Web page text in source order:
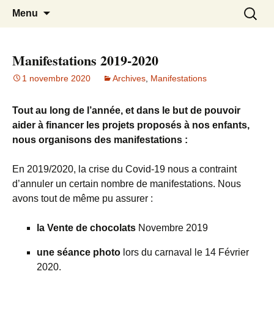
APE du Rouret
Association des parents d'élèves des
écoles maternelle et élémentaire du
Menu
Manifestations 2019-2020
1 novembre 2020 Archives Manifestations
Tout au long de l’année, et dans le but de pouvoir
aider à financer les projets proposés à nos enfants,
nous organisons des manifestations :
En 2019/2020, la crise du Covid-19 nous a contraint
d’annuler un certain nombre de manifestations. Nous
avons tout de même pu assurer :
la Vente de chocolats Novembre 2019
une séance photo lors du carnaval le 14 Février
2020.